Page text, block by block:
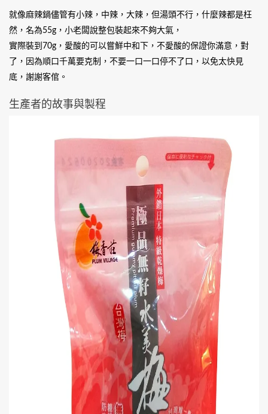
就像麻辣鍋儘管有小辣，中辣，大辣，但湯頭不行，什麼辣都是枉
然，名為55g，小老闆說整包裝起來不夠大氣，
實際裝到70g，愛酸的可以嘗鮮中和下，不愛酸的保證你滿意，對
了，因為順口千萬要克制，不要一口一口停不了口，以免太快見
底，謝謝客倌。
生產者的故事與製程